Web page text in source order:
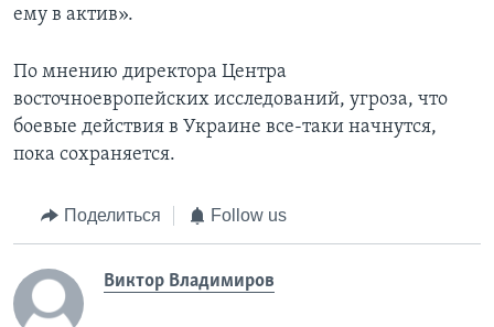
ему в актив».
По мнению директора Центра
восточноевропейских исследований, угроза, что
боевые действия в Украине все-таки начнутся,
пока сохраняется.
Поделиться Follow us
Виктор Владимиров